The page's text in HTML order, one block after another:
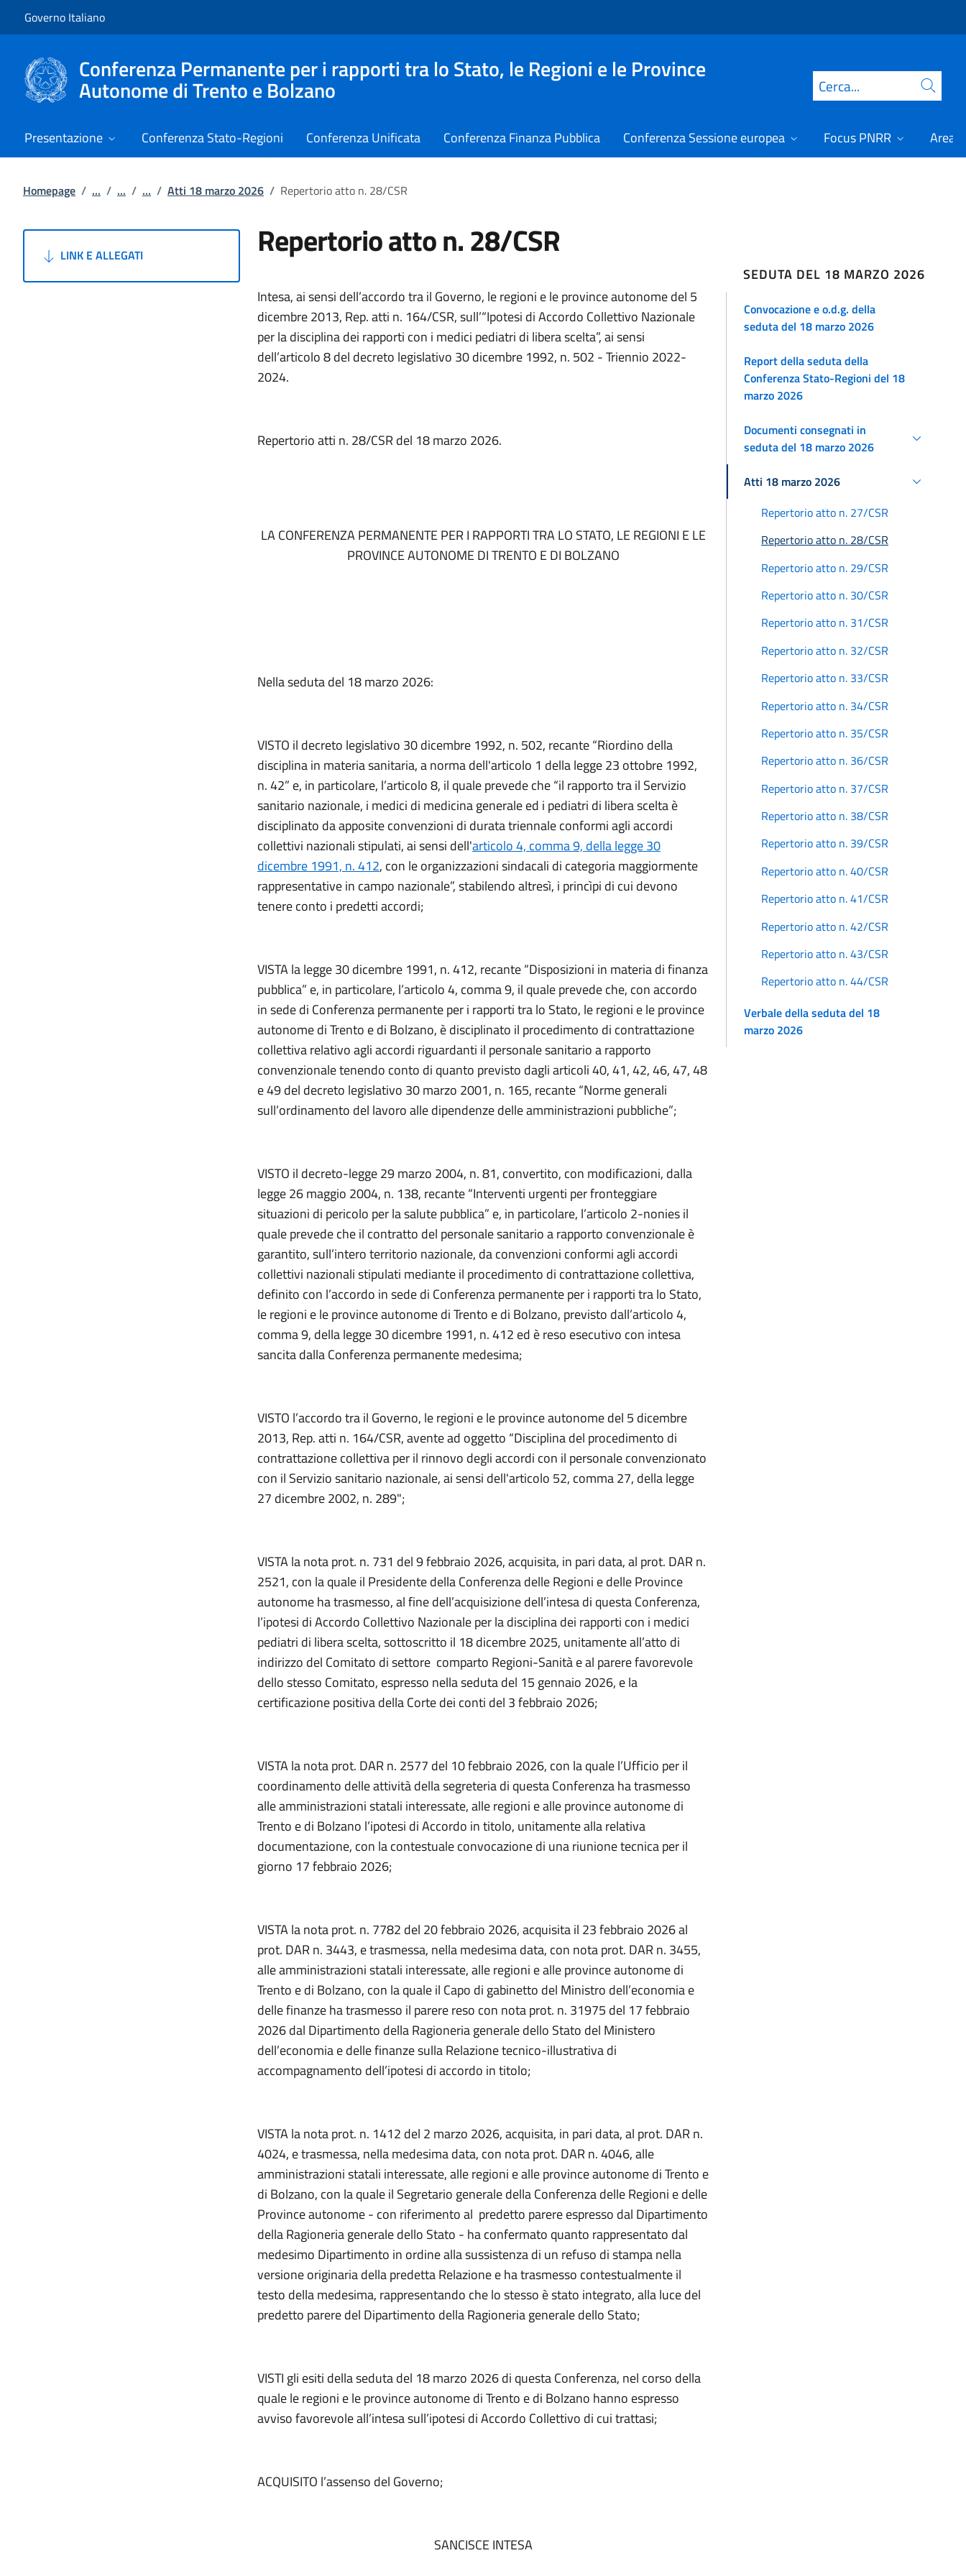
Governo Italiano
Conferenza Permanente per i rapporti tra lo Stato, le Regioni e le Province
Autonome di Trento e Bolzano Cerca
Presentazione Conferenza Stato-Regioni Conferenza Unificata Conferenza Finanza Pubblica Conferenza Sessione europea Focus PNRR Area
Homepage / ... / ... / ... / Atti 18 marzo 2026 / Repertorio atto n. 28/CSR
LINK E ALLEGATI Repertorio atto n. 28/CSR
Intesa, ai sensi dell’accordo tra il Governo, le regioni e le province autonome del 5
dicembre 2013, Rep. atti n. 164/CSR, sull’“Ipotesi di Accordo Collettivo Nazionale
per la disciplina dei rapporti con i medici pediatri di libera scelta”, ai sensi
dell’articolo 8 del decreto legislativo 30 dicembre 1992, n. 502 - Triennio 2022-
2024.
Repertorio atti n. 28/CSR del 18 marzo 2026.
LA CONFERENZA PERMANENTE PER I RAPPORTI TRA LO STATO, LE REGIONI E LE
PROVINCE AUTONOME DI TRENTO E DI BOLZANO
Nella seduta del 18 marzo 2026:
VISTO il decreto legislativo 30 dicembre 1992, n. 502, recante “Riordino della
disciplina in materia sanitaria, a norma dell'articolo 1 della legge 23 ottobre 1992,
n. 42” e, in particolare, l’articolo 8, il quale prevede che “il rapporto tra il Servizio
sanitario nazionale, i medici di medicina generale ed i pediatri di libera scelta è
disciplinato da apposite convenzioni di durata triennale conformi agli accordi
collettivi nazionali stipulati, ai sensi dell'articolo 4, comma 9, della legge 30
dicembre 1991, n. 412, con le organizzazioni sindacali di categoria maggiormente
rappresentative in campo nazionale”, stabilendo altresì, i princìpi di cui devono
tenere conto i predetti accordi;
VISTA la legge 30 dicembre 1991, n. 412, recante “Disposizioni in materia di finanza
pubblica” e, in particolare, l’articolo 4, comma 9, il quale prevede che, con accordo
in sede di Conferenza permanente per i rapporti tra lo Stato, le regioni e le province
autonome di Trento e di Bolzano, è disciplinato il procedimento di contrattazione
collettiva relativo agli accordi riguardanti il personale sanitario a rapporto
convenzionale tenendo conto di quanto previsto dagli articoli 40, 41, 42, 46, 47, 48
e 49 del decreto legislativo 30 marzo 2001, n. 165, recante “Norme generali
sull’ordinamento del lavoro alle dipendenze delle amministrazioni pubbliche”;
VISTO il decreto-legge 29 marzo 2004, n. 81, convertito, con modificazioni, dalla
legge 26 maggio 2004, n. 138, recante “Interventi urgenti per fronteggiare
situazioni di pericolo per la salute pubblica” e, in particolare, l’articolo 2-nonies il
quale prevede che il contratto del personale sanitario a rapporto convenzionale è
garantito, sull’intero territorio nazionale, da convenzioni conformi agli accordi
collettivi nazionali stipulati mediante il procedimento di contrattazione collettiva,
definito con l’accordo in sede di Conferenza permanente per i rapporti tra lo Stato,
le regioni e le province autonome di Trento e di Bolzano, previsto dall’articolo 4,
comma 9, della legge 30 dicembre 1991, n. 412 ed è reso esecutivo con intesa
sancita dalla Conferenza permanente medesima;
VISTO l’accordo tra il Governo, le regioni e le province autonome del 5 dicembre
2013, Rep. atti n. 164/CSR, avente ad oggetto “Disciplina del procedimento di
contrattazione collettiva per il rinnovo degli accordi con il personale convenzionato
con il Servizio sanitario nazionale, ai sensi dell'articolo 52, comma 27, della legge
27 dicembre 2002, n. 289";
VISTA la nota prot. n. 731 del 9 febbraio 2026, acquisita, in pari data, al prot. DAR n.
2521, con la quale il Presidente della Conferenza delle Regioni e delle Province
autonome ha trasmesso, al fine dell’acquisizione dell’intesa di questa Conferenza,
l’ipotesi di Accordo Collettivo Nazionale per la disciplina dei rapporti con i medici
pediatri di libera scelta, sottoscritto il 18 dicembre 2025, unitamente all’atto di
indirizzo del Comitato di settore comparto Regioni-Sanità e al parere favorevole
dello stesso Comitato, espresso nella seduta del 15 gennaio 2026, e la
certificazione positiva della Corte dei conti del 3 febbraio 2026;
VISTA la nota prot. DAR n. 2577 del 10 febbraio 2026, con la quale l’Ufficio per il
coordinamento delle attività della segreteria di questa Conferenza ha trasmesso
alle amministrazioni statali interessate, alle regioni e alle province autonome di
Trento e di Bolzano l’ipotesi di Accordo in titolo, unitamente alla relativa
documentazione, con la contestuale convocazione di una riunione tecnica per il
giorno 17 febbraio 2026;
VISTA la nota prot. n. 7782 del 20 febbraio 2026, acquisita il 23 febbraio 2026 al
prot. DAR n. 3443, e trasmessa, nella medesima data, con nota prot. DAR n. 3455,
alle amministrazioni statali interessate, alle regioni e alle province autonome di
Trento e di Bolzano, con la quale il Capo di gabinetto del Ministro dell’economia e
delle finanze ha trasmesso il parere reso con nota prot. n. 31975 del 17 febbraio
2026 dal Dipartimento della Ragioneria generale dello Stato del Ministero
dell’economia e delle finanze sulla Relazione tecnico-illustrativa di
accompagnamento dell’ipotesi di accordo in titolo;
VISTA la nota prot. n. 1412 del 2 marzo 2026, acquisita, in pari data, al prot. DAR n.
4024, e trasmessa, nella medesima data, con nota prot. DAR n. 4046, alle
amministrazioni statali interessate, alle regioni e alle province autonome di Trento e
di Bolzano, con la quale il Segretario generale della Conferenza delle Regioni e delle
Province autonome - con riferimento al predetto parere espresso dal Dipartimento
della Ragioneria generale dello Stato - ha confermato quanto rappresentato dal
medesimo Dipartimento in ordine alla sussistenza di un refuso di stampa nella
versione originaria della predetta Relazione e ha trasmesso contestualmente il
testo della medesima, rappresentando che lo stesso è stato integrato, alla luce del
predetto parere del Dipartimento della Ragioneria generale dello Stato;
VISTI gli esiti della seduta del 18 marzo 2026 di questa Conferenza, nel corso della
quale le regioni e le province autonome di Trento e di Bolzano hanno espresso
avviso favorevole all’intesa sull’ipotesi di Accordo Collettivo di cui trattasi;
ACQUISITO l’assenso del Governo;
SANCISCE INTESA
SEDUTA DEL 18 MARZO 2026
Convocazione e o.d.g. della
seduta del 18 marzo 2026
Report della seduta della
Conferenza Stato-Regioni del 18
marzo 2026
Documenti consegnati in
seduta del 18 marzo 2026
Atti 18 marzo 2026
Repertorio atto n. 27/CSR
Repertorio atto n. 28/CSR
Repertorio atto n. 29/CSR
Repertorio atto n. 30/CSR
Repertorio atto n. 31/CSR
Repertorio atto n. 32/CSR
Repertorio atto n. 33/CSR
Repertorio atto n. 34/CSR
Repertorio atto n. 35/CSR
Repertorio atto n. 36/CSR
Repertorio atto n. 37/CSR
Repertorio atto n. 38/CSR
Repertorio atto n. 39/CSR
Repertorio atto n. 40/CSR
Repertorio atto n. 41/CSR
Repertorio atto n. 42/CSR
Repertorio atto n. 43/CSR
Repertorio atto n. 44/CSR
Verbale della seduta del 18
marzo 2026